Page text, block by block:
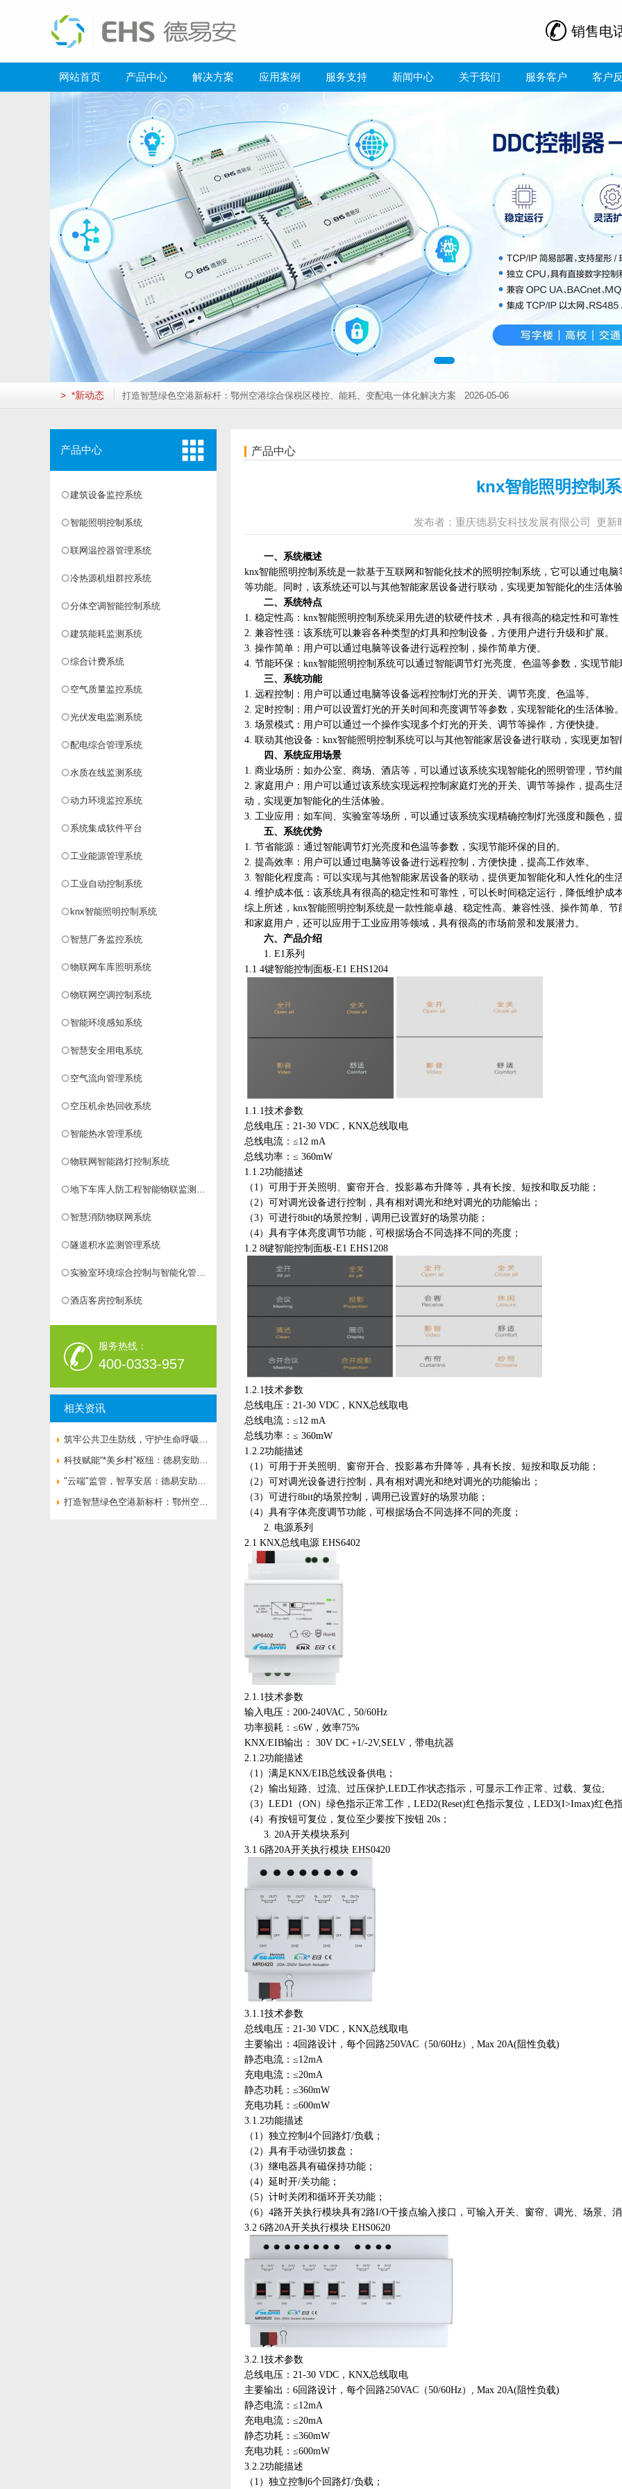
销售电
网站首页 产品中心 解决方案 应用案例 服务支持 新闻中心 关于我们 服务客户 客户
> *新动态
绿色医疗的“智慧大脑”：贺州市人民医院建筑能耗监测系统成效显著 2026-04-07
重庆德易安科技发展有限公司成功取得ISO14001及ISO45001双认证， 迈入“三标一体”管理新阶段 2026-03-16
筑牢公共卫生防线，守护生命呼吸通道——济南市**人民医院负压病房空气流向系统全面升级 2026-08-05
科技赋能“*美乡村”枢纽：德易安助力婺源火车站打造绿色智慧新地标 2026-07-06
"云端"监管，智享安居：德易安助力莲花湖住宅打造绿色智慧社区新标杆 2026-06-05
打造智慧绿色空港新标杆：鄂州空港综合保税区楼控、能耗、变配电一体化解决方案 2026-05-06
绿色医疗的“智慧大脑”：贺州市人民医院建筑能耗监测系统成效显著 2026-04-07
筑牢公共卫生防线，守护生命呼吸通道——济南市**人民医院负压病房空气流向系统全面升级 2026-08-05
科技赋能“*美乡村”枢纽：德易安助力婺源火车站打造绿色智慧新地标 2026-07-06
"云端"监管，智享安居：德易安助力莲花湖住宅打造绿色智慧社区新标杆 2026-06-05
打造智慧绿色空港新标杆：鄂州空港综合保税区楼控、能耗、变配电一体化解决方案 2026-05-06
绿色医疗的“智慧大脑”：贺州市人民医院建筑能耗监测系统成效显著 2026-04-07
筑牢公共卫生防线，守护生命呼吸通道——济南市**人民医院负压病房空气流向系统全面升级 2026-08-05
科技赋能“*美乡村”枢纽：德易安助力婺源火车站打造绿色智慧新地标 2026-07-06
"云端"监管，智享安居：德易安助力莲花湖住宅打造绿色智慧社区新标杆 2026-06-05
打造智慧绿色空港新标杆：鄂州空港综合保税区楼控、能耗、变配电一体化解决方案 2026-05-06
产品中心
建筑设备监控系统
智能照明控制系统
联网温控器管理系统
冷热源机组群控系统
分体空调智能控制系统
建筑能耗监测系统
综合计费系统
空气质量监控系统
光伏发电监测系统
配电综合管理系统
水质在线监测系统
动力环境监控系统
系统集成软件平台
工业能源管理系统
工业自动控制系统
knx智能照明控制系统
智慧厂务监控系统
物联网车库照明系统
物联网空调控制系统
智能环境感知系统
智慧安全用电系统
空气流向管理系统
空压机余热回收系统
智能热水管理系统
物联网智能路灯控制系统
地下车库人防工程智能物联监测系
统
智慧消防物联网系统
隧道积水监测管理系统
实验室环境综合控制与智能化管理
系统
酒店客房控制系统
服务热线：
400-0333-957
相关资讯
筑牢公共卫生防线，守护生命呼吸通
道——济南市**人民医院负压病房空
气流向系统全面升级
科技赋能“*美乡村”枢纽：德易安助力
婺源火车站打造绿色智慧新地标
"云端"监管，智享安居：德易安助力
莲花湖住宅打造绿色智慧社区新标杆
打造智慧绿色空港新标杆：鄂州空港
产品中心
knx智能照明控制
发布者：重庆德易安科技发展有限公司 更新
一、 系统概述
knx智能照明控制系统是一款基于互联网和智能化技术的照明控制系统，它可以通过电
等功能。同时，该系统还可以与其他智能家居设备进行联动，实现更加智能化的生活体
二、 系统特点
1. 稳定性高：knx智能照明控制系统采用先进的软硬件技术，具有很高的稳定性和可靠
2. 兼容性强：该系统可以兼容各种类型的灯具和控制设备，方便用户进行升级和扩展。
3. 操作简单：用户可以通过电脑等设备进行远程控制，操作简单方便。
4. 节能环保：knx智能照明控制系统可以通过智能调节灯光亮度、色温等参数，实现节
三、 系统功能
1. 远程控制：用户可以通过电脑等设备远程控制灯光的开关、调节亮度、色温等。
2. 定时控制：用户可以设置灯光的开关时间和亮度调节等参数，实现智能化的生活体验
3. 场景模式：用户可以通过一个操作实现多个灯光的开关、调节等操作，方便快捷。
4. 联动其他设备：knx智能照明控制系统可以与其他智能家居设备进行联动，实现更加
四、 系统应用场景
1. 商业场所：如办公室、商场、酒店等，可以通过该系统实现智能化的照明管理，节约
2. 家庭用户：用户可以通过该系统实现远程控制家庭灯光的开关、调节等操作，提高
动，实现更加智能化的生活体验。
3. 工业应用：如车间、实验室等场所，可以通过该系统实现精确控制灯光强度和颜色，
五、 系统优势
1. 节省能源：通过智能调节灯光亮度和色温等参数，实现节能环保的目的。
2. 提高效率：用户可以通过电脑等设备进行远程控制，方便快捷，提高工作效率。
3. 智能化程度高：可以实现与其他智能家居设备的联动，提供更加智能化和人性化的生
4. 维护成本低：该系统具有很高的稳定性和可靠性，可以长时间稳定运行，降低维护成
综上所述， knx智能照明控制系统是一款性能卓越、稳定性高、兼容性强、操作简单、
和家庭用户，还可以应用于工业应用等领域，具有很高的市场前景和发展潜力。
六、 产品介绍
1. E1系列
1.1 4键智能控制面板-E1 EHS1204
1.1.1技术参数
总线电压： 21-30 VDC，KNX总线取电
总线电流： ≤12 mA
总线功率： ≤
1.1.2功能描述
（ 1）可用于开关照明、窗帘开合、投影幕布升降等，具有长按、短按和取反功能；
（2）可对调光设备进行控制，具有相对调光和绝对调光的功能输出；
（3）可进行8bit的场景控制，调用已设置好的场景功能；
（4）具有字体亮度调节功能，可根据场合不同选择不同的亮度；
1.2 8键智能控制面板-E1 EHS1208
1.2.1技术参数
总线电压： 21-30 VDC，KNX总线取电
总线电流： ≤12 mA
总线功率： ≤
1.2.2功能描述
（ 1）可用于开关照明、窗帘开合、投影幕布升降等，具有长按、短按和取反功能；
（2）可对调光设备进行控制，具有相对调光和绝对调光的功能输出；
（3）可进行8bit的场景控制，调用已设置好的场景功能；
（4）具有字体亮度调节功能，可根据场合不同选择不同的亮度；
2. 电源系列
2.1 KNX总线电源 EHS6402
2.1.1技术参数
输入电压： 200-240VAC，50/60Hz
功率损耗： ≤6W，效率75%
KNX/EIB输出： 30V DC +1/-2V,SELV，带电抗器
2.1.2功能描述
（ 1）满足KNX/EIB总线设备供电；
（2）输出短路、过流、过压保护,LED工作状态指示，可显示工作正常、过载、复位;
（3）LED1（ON）绿色指示正常工作，LED2(Reset)红色指示复位，LED3(I>Imax)红色
（4）有按钮可复位，复位至少要按下按钮 20s；
3. 20A开关模块系列
3.1 6路20A开关执行模块 EHS0420
3.1.1技术参数
总线电压： 21-30 VDC，KNX总线取电
主要输出： 4回路设计，每个回路250VAC（50/60Hz）, Max 20A(阻性负载)
静态电流： ≤12mA
充电电流： ≤20mA
静态功耗： ≤360mW
充电功耗： ≤600mW
3.1.2功能描述
（ 1）独立控制4个回路灯/负载；
（2）具有手动强切拨盘；
（3）继电器具有磁保持功能；
（4）延时开/关功能；
（5）计时关闭和循环开关功能；
（6）4路开关执行模块具有2路I/O干接点输入接口，可输入开关、窗帘、调光、场景、
3.2 6路20A开关执行模块 EHS0620
3.2.1技术参数
总线电压： 21-30 VDC，KNX总线取电
主要输出： 6回路设计，每个回路250VAC（50/60Hz）, Max 20A(阻性负载)
静态电流： ≤12mA
充电电流： ≤20mA
静态功耗： ≤360mW
充电功耗： ≤600mW
3.2.2功能描述
（ 1）独立控制6个回路灯/负载；